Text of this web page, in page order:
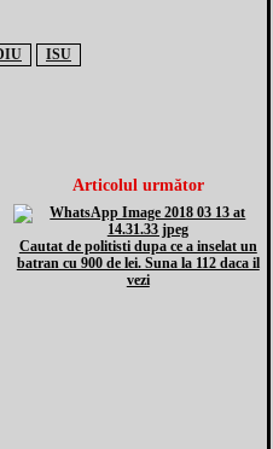
ISU
Articolul următor
Cautat de politisti dupa ce a inselat un
batran cu 900 de lei. Suna la 112 daca il
vezi